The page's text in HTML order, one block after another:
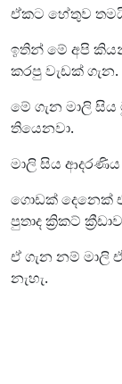
ඒකට හේතුව
ඉතින් මේ අපි
කරපු වැඩක් ගැන.
මේ ගැන මාලි
තියෙනවා.
මාලි සිය
ගොඩක් දෙනෙක්
පුතාද ක්‍රිකට්
ඒ ගැන නම් මාලි
නැහැ.